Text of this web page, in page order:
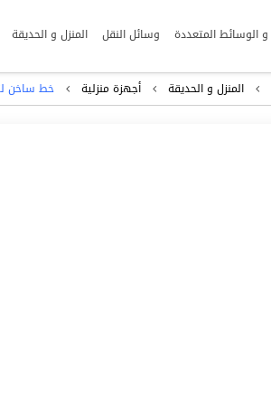
الوسائط المتعددة وسائل النقل المنزل و الحديقة
المنزل و الحديقة أجهزة منزلية خط ساخن